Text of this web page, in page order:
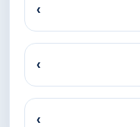
›
›
›